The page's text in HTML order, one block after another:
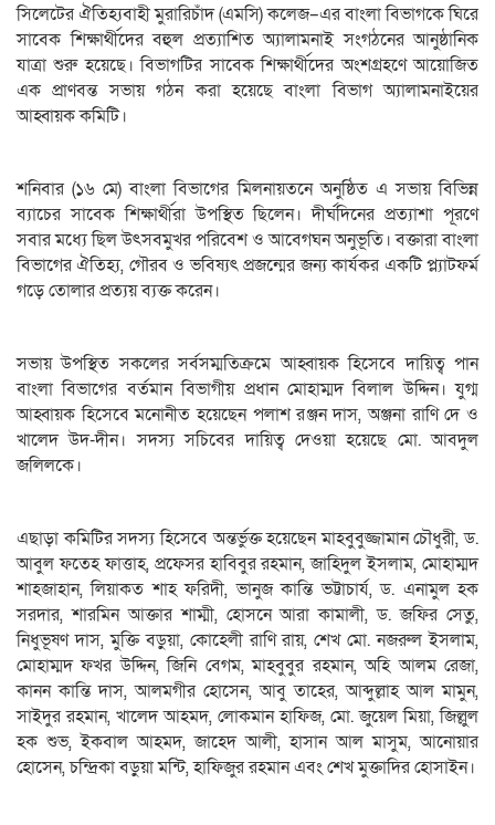
সিলেটের ঐতিহ্যবাহী মুরারিচাঁদ (এমসি) কলেজ–এর বাংলা বিভাগকে ঘিরে
সাবেক শিক্ষার্থীদের বহুল প্রত্যাশিত অ্যালামনাই সংগঠনের আনুষ্ঠানিক
যাত্রা শুরু হয়েছে। বিভাগটির সাবেক শিক্ষার্থীদের অংশগ্রহণে আয়োজিত
এক প্রাণবন্ত সভায় গঠন করা হয়েছে বাংলা বিভাগ অ্যালামনাইয়ের
আহ্বায়ক কমিটি।
শনিবার (১৬ মে) বাংলা বিভাগের মিলনায়তনে অনুষ্ঠিত এ সভায় বিভিন্ন
ব্যাচের সাবেক শিক্ষার্থীরা উপস্থিত ছিলেন। দীর্ঘদিনের প্রত্যাশা পূরণে
সবার মধ্যে ছিল উৎসবমুখর পরিবেশ ও আবেগঘন অনুভূতি। বক্তারা বাংলা
বিভাগের ঐতিহ্য, গৌরব ও ভবিষ্যৎ প্রজন্মের জন্য কার্যকর একটি প্ল্যাটফর্ম
গড়ে তোলার প্রত্যয় ব্যক্ত করেন।
সভায় উপস্থিত সকলের সর্বসম্মতিক্রমে আহ্বায়ক হিসেবে দায়িত্ব পান
বাংলা বিভাগের বর্তমান বিভাগীয় প্রধান মোহাম্মদ বিলাল উদ্দিন। যুগ্ম
আহ্বায়ক হিসেবে মনোনীত হয়েছেন পলাশ রঞ্জন দাস, অঞ্জনা রাণি দে ও
খালেদ উদ-দীন। সদস্য সচিবের দায়িত্ব দেওয়া হয়েছে মো. আবদুল
জলিলকে।
এছাড়া কমিটির সদস্য হিসেবে অন্তর্ভুক্ত হয়েছেন মাহবুবুজ্জামান চৌধুরী, ড.
আবুল ফতেহ ফাত্তাহ, প্রফেসর হাবিবুর রহমান, জাহিদুল ইসলাম, মোহাম্মদ
শাহজাহান, লিয়াকত শাহ ফরিদী, ভানুজ কান্তি ভট্টাচার্য, ড. এনামুল হক
সরদার, শারমিন আক্তার শাম্মী, হোসনে আরা কামালী, ড. জফির সেতু,
নিধুভূষণ দাস, মুক্তি বড়ুয়া, কোহেলী রাণি রায়, শেখ মো. নজরুল ইসলাম,
মোহাম্মদ ফখর উদ্দিন, জিনি বেগম, মাহবুবুর রহমান, অহি আলম রেজা,
কানন কান্তি দাস, আলমগীর হোসেন, আবু তাহের, আব্দুল্লাহ আল মামুন,
সাইদুর রহমান, খালেদ আহমদ, লোকমান হাফিজ, মো. জুয়েল মিয়া, জিল্লুল
হক শুভ, ইকবাল আহমদ, জাহেদ আলী, হাসান আল মাসুম, আনোয়ার
হোসেন, চন্দ্রিকা বড়ুয়া মন্টি, হাফিজুর রহমান এবং শেখ মুক্তাদির হোসাইন।